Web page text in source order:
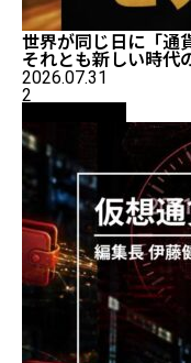
世界が同じ日に「通
それとも新しい時
2026.07.31
2